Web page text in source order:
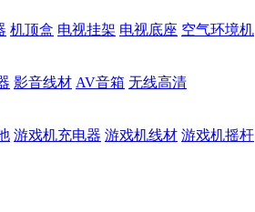
机顶盒 电视挂架 电视底座 空气环境机
影音线材 AV音箱 无线高清
游戏机充电器 游戏机线材 游戏机摇杆